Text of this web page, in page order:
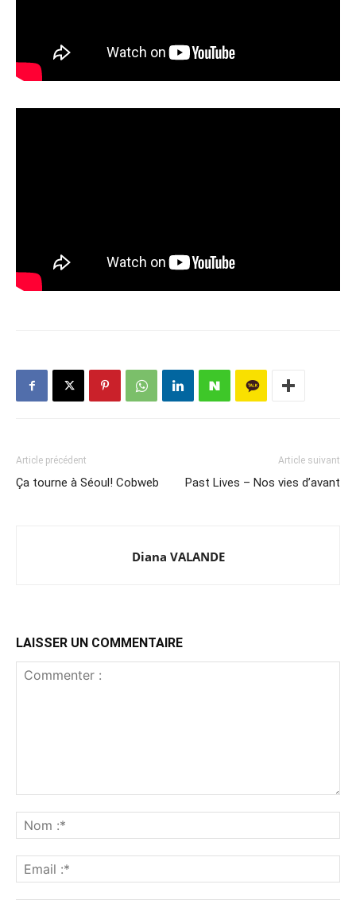
Article précédent
Ça tourne à Séoul! Cobweb
Article suivant
Past Lives – Nos vies d’avant
Diana VALANDE
LAISSER UN COMMENTAIRE